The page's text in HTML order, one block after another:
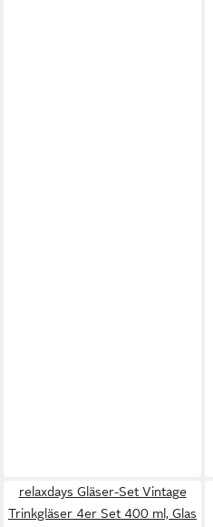
relaxdays Gläser-Set Vintage
Trinkgläser 4er Set 400 ml, Glas